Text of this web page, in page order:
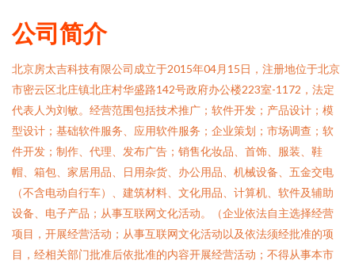
公司简介
北京房太吉科技有限公司成立于2015年04月15日，注册地位于北京
市密云区北庄镇北庄村华盛路142号政府办公楼223室-1172，法定
代表人为刘敏。经营范围包括技术推广；软件开发；产品设计；模
型设计；基础软件服务、应用软件服务；企业策划；市场调查；软
件开发；制作、代理、发布广告；销售化妆品、首饰、服装、鞋
帽、箱包、家居用品、日用杂货、办公用品、机械设备、五金交电
（不含电动自行车）、建筑材料、文化用品、计算机、软件及辅助
设备、电子产品；从事互联网文化活动。（企业依法自主选择经营
项目，开展经营活动；从事互联网文化活动以及依法须经批准的项
目，经相关部门批准后依批准的内容开展经营活动；不得从事本市